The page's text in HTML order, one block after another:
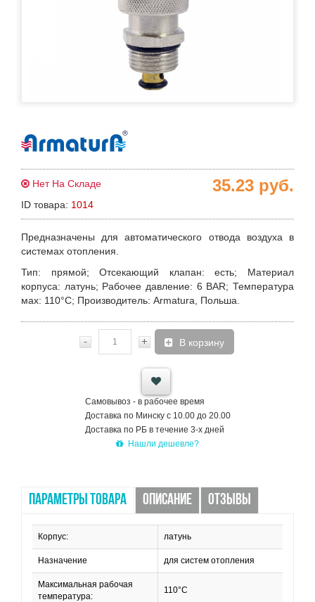
Нет На Складе
ID товара: 1014
35.23 руб.
Предназначены для автоматического отвода воздуха в
системах отопления.
Тип: прямой;Отсекающий клапан: есть; Материал
корпуса: латунь; Рабочее давление: 6 BAR;Температура
мах: 110°С; Производитель: Armatura, Польша.
- + В корзину
Самовывоз - в рабочее время
Доставка по Минску с 10.00 до 20.00
Доставка по РБ в течение 3-х дней
Нашли дешевле?
ПАРАМЕТРЫ ТОВАРА ОПИСАНИЕ ОТЗЫВЫ
Корпус: латунь
Назначение для систем отопления
Максимальная рабочая
температура:
110°C